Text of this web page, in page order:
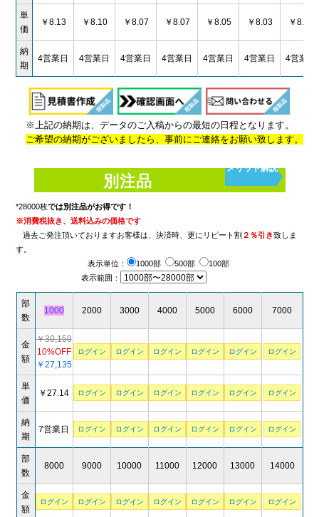
単
価
￥8.13 ￥8.10 ￥8.07 ￥8.07 ￥8.05 ￥8.03 ￥8.08
納
期
4営業日 4営業日 4営業日 4営業日 4営業日 4営業日 4営業日
※上記の納期は、データのご入稿からの最短の日程となります。
ご希望の納期がございましたら、事前にご連絡をお願い致します。
別注品
メリット解説
*28000枚では別注品がお得です！
※消費税抜き、送料込みの価格です
過去ご発注頂いておりますお客様は、決済時、更にリピート割２％引き致しま
す。
表示単位：
1000部 500部
100部
表示範囲：
部
数
1000 2000 3000 4000 5000 6000 7000
金
額
￥30,150
10%OFF
￥27,135
ログイン ログイン ログイン ログイン ログイン ログイン
単
価
￥27.14 ログイン ログイン ログイン ログイン ログイン ログイン
納
期
7営業日 ログイン ログイン ログイン ログイン ログイン ログイン
部
数
8000 9000 10000 11000 12000 13000 14000
金
額
ログイン ログイン ログイン ログイン ログイン ログイン ログイン